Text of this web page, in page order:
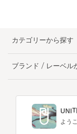
カテゴリーから探す
ブランド / レーベル
よう